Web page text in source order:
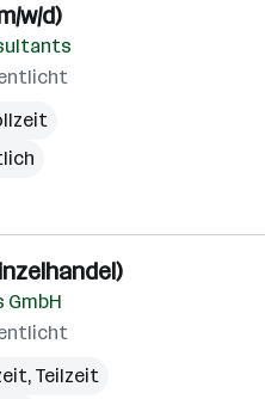
w/d)
GmbH
Teilzeit